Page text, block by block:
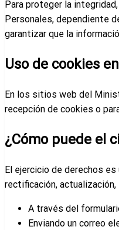
Para proteger la
Personales, dependiente
garantizar que la
Uso de cookies
En los sitios web del
recepción de cookies o
¿Cómo puede el
El ejercicio de derechos
rectificación,
A través del
Enviando un correo